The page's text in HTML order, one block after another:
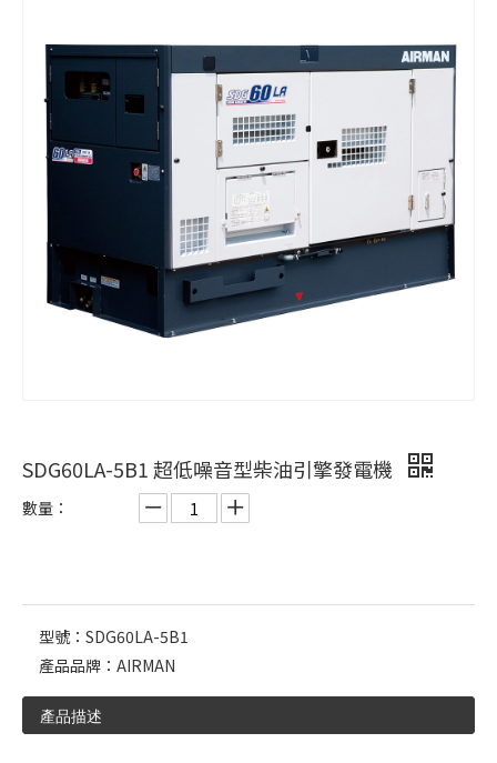
SDG60LA-5B1 超低噪音型柴油引擎發電機
數量：
型號： SDG60LA-5B1
產品品牌： AIRMAN
產品描述